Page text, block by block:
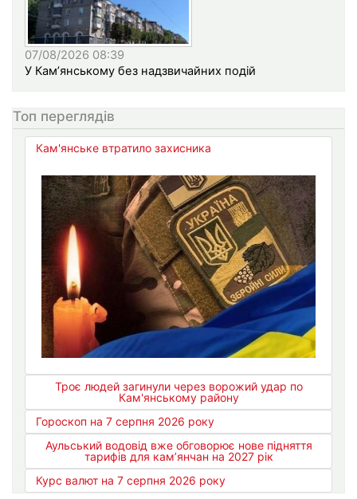
07/08/2026 08:39
У Кам’янському без надзвичайних подій
Топ переглядів
Кам'янське втратило захисника
Троє людей загинули через ворожий удар по
Кам'янському району
Гороскоп на 7 серпня 2026 року
Аульський водовід вже обговорює нове підняття
тарифів для кам’янчан на 2027 рік
Курс валют на 7 серпня 2026 року